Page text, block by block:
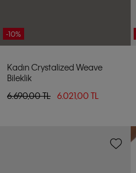
-10%
Kadın Crystalized Weave
Bileklik
6.690,00 TL
6.021,00 TL